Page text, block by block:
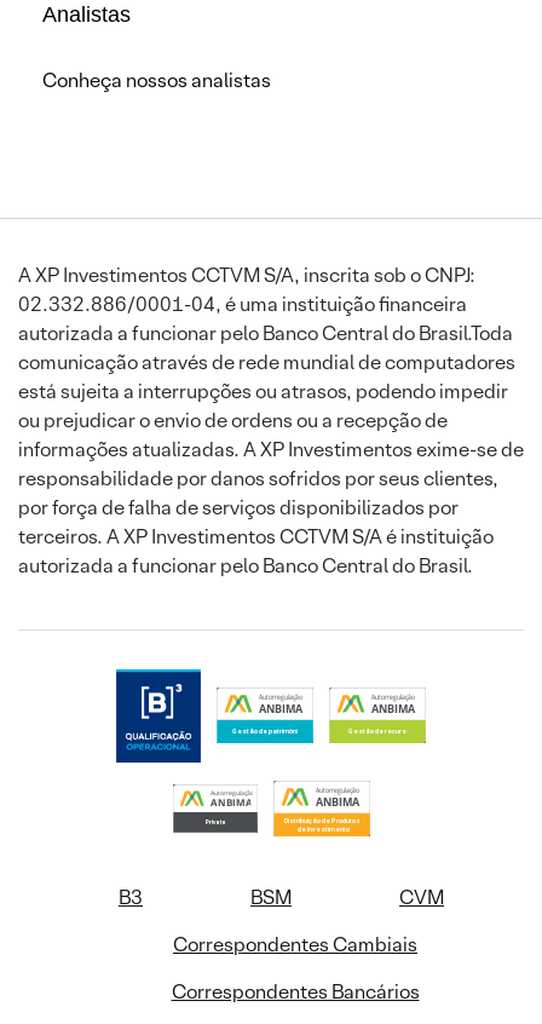
Analistas
Conheça nossos analistas
A XP Investimentos CCTVM S/A, inscrita sob o CNPJ:
02.332.886/0001-04, é uma instituição financeira
autorizada a funcionar pelo Banco Central do Brasil.Toda
comunicação através de rede mundial de computadores
está sujeita a interrupções ou atrasos, podendo impedir
ou prejudicar o envio de ordens ou a recepção de
informações atualizadas. A XP Investimentos exime-se de
responsabilidade por danos sofridos por seus clientes,
por força de falha de serviços disponibilizados por
terceiros. A XP Investimentos CCTVM S/A é instituição
autorizada a funcionar pelo Banco Central do Brasil.
B3 BSM
CVM
Correspondentes Cambiais
Correspondentes Bancários